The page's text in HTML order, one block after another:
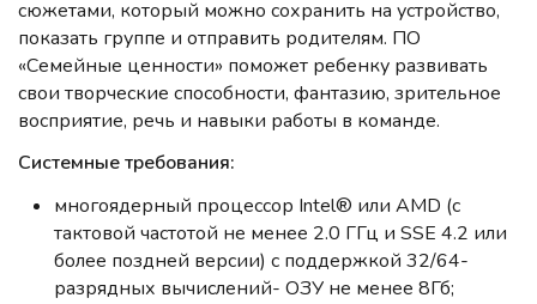
сюжетами, который можно сохранить на устройство,
показать группе и отправить родителям. ПО
«Семейные ценности» поможет ребенку развивать
свои творческие способности, фантазию, зрительное
восприятие, речь и навыки работы в команде.
Системные требования:
многоядерный процессор Intel® или AMD (с
тактовой частотой не менее 2.0 ГГц и SSE 4.2 или
более поздней версии) с поддержкой 32/64-
разрядных вычислений- ОЗУ не менее 8Гб;